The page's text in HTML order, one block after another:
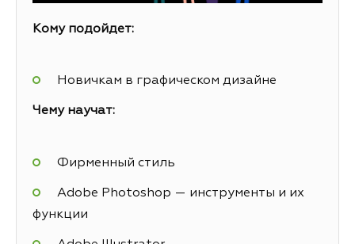
Кому подойдет:
Новичкам в графическом дизайне
Чему научат:
Фирменный стиль
Adobe Photoshop — инструменты и их
функции